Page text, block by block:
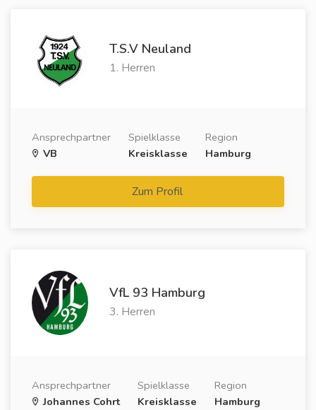
T.S.V Neuland
1. Herren
Ansprechpartner
VB
Spielklasse
Kreisklasse
Region
Hamburg
Zum Profil
VfL 93 Hamburg
3. Herren
Ansprechpartner
Johannes Cohrt
Spielklasse
Kreisklasse
Region
Hamburg